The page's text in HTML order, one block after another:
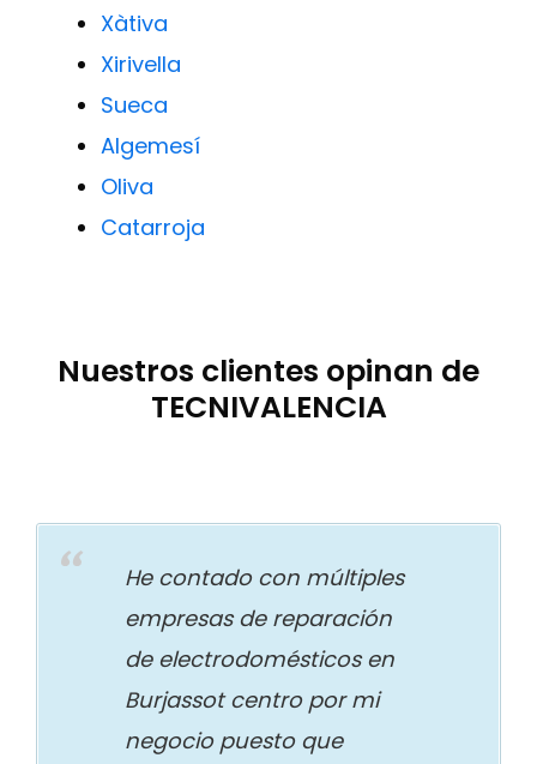
Xàtiva
Xirivella
Sueca
Algemesí
Oliva
Catarroja
Nuestros clientes opinan de
TECNIVALENCIA
He contado con múltiples
empresas de reparación
de electrodomésticos en
Burjassot centro por mi
negocio puesto que